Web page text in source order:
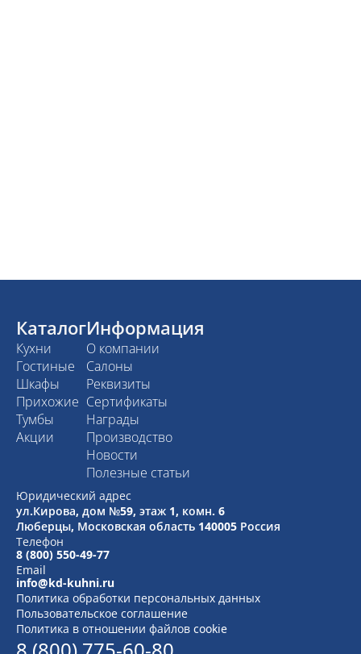
Каталог
Кухни
Гостиные
Шкафы
Прихожие
Тумбы
Акции
Информация
О компании
Салоны
Реквизиты
Сертификаты
Награды
Производство
Новости
Полезные статьи
Юридический адрес
ул.Кирова, дом №59, этаж 1, комн. 6
Люберцы, Московская область 140005 Россия
Телефон
8 (800) 550-49-77
Email
info@kd-kuhni.ru
Политика обработки персональных данных
Пользовательское соглашение
Политика в отношении файлов cookie